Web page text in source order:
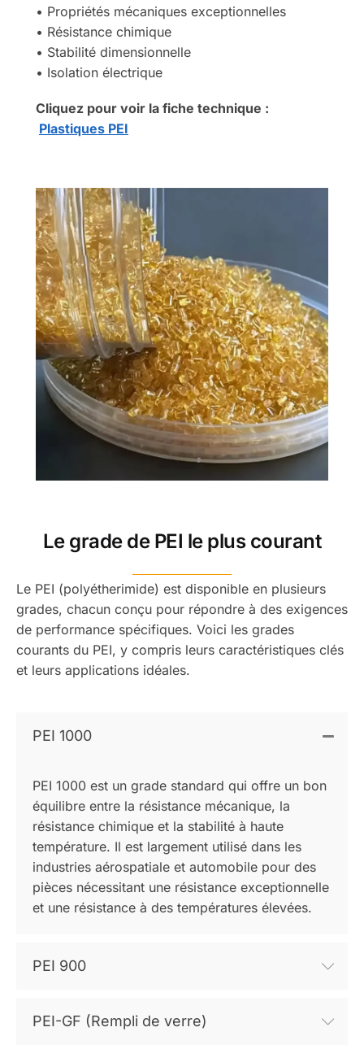
• Propriétés mécaniques exceptionnelles
• Résistance chimique
• Stabilité dimensionnelle
• Isolation électrique
Cliquez pour voir la fiche technique :
Plastiques PEI
Le grade de PEI le plus courant
Le PEI (polyétherimide) est disponible en plusieurs
grades, chacun conçu pour répondre à des exigences
de performance spécifiques. Voici les grades
courants du PEI, y compris leurs caractéristiques clés
et leurs applications idéales.
PEI 1000
PEI 1000 est un grade standard qui offre un bon
équilibre entre la résistance mécanique, la
résistance chimique et la stabilité à haute
température. Il est largement utilisé dans les
industries aérospatiale et automobile pour des
pièces nécessitant une résistance exceptionnelle
et une résistance à des températures élevées.
PEI 900
PEI-GF (Rempli de verre)